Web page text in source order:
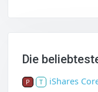
Die
P T iShares